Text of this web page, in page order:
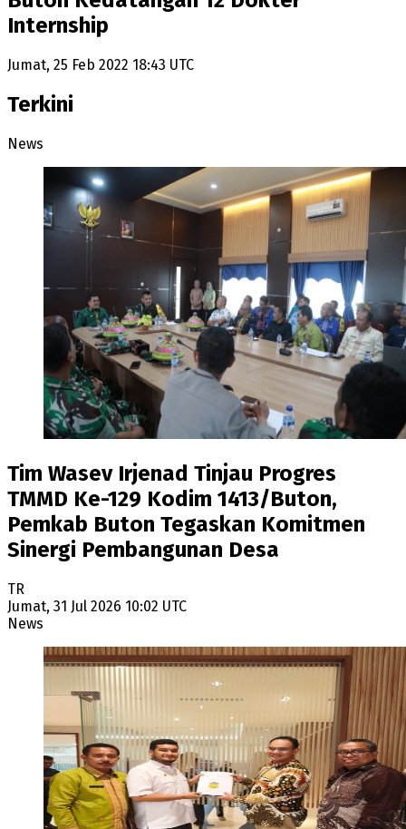
Internship
Jumat, 25 Feb 2022 18:43 UTC
Terkini
News
Tim Wasev Irjenad Tinjau Progres
TMMD Ke-129 Kodim 1413/Buton,
Pemkab Buton Tegaskan Komitmen
Sinergi Pembangunan Desa
TR
Jumat, 31 Jul 2026 10:02 UTC
News